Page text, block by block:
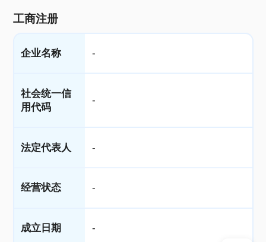
工商注册
企业名称 -
社会统一信
用代码
-
法定代表人 -
经营状态 -
成立日期 -